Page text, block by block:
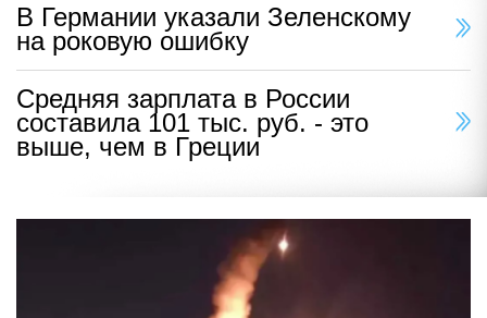
В Германии указали Зеленскому
на роковую ошибку
Средняя зарплата в России
составила 101 тыс. руб. - это
выше, чем в Греции